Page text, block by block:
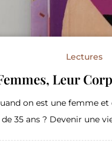
Lectures
Leur
on est une femme
35 ans ? Devenir une